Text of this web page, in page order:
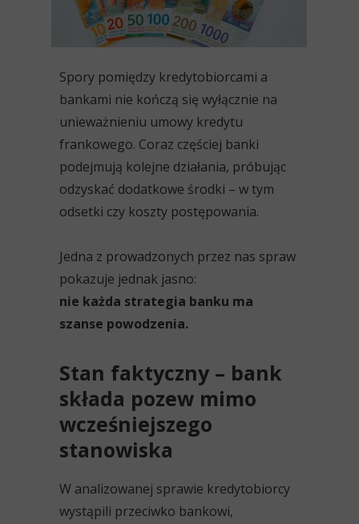
Spory pomiędzy kredytobiorcami a
bankami nie kończą się wyłącznie na
unieważnieniu umowy kredytu
frankowego. Coraz częściej banki
podejmują kolejne działania, próbując
odzyskać dodatkowe środki – w tym
odsetki czy koszty postępowania.
Jedna z prowadzonych przez nas spraw
pokazuje jednak jasno:
nie każda strategia banku ma
szanse powodzenia.
Stan faktyczny – bank
składa pozew mimo
wcześniejszego
stanowiska
W analizowanej sprawie kredytobiorcy
wystąpili przeciwko bankowi,